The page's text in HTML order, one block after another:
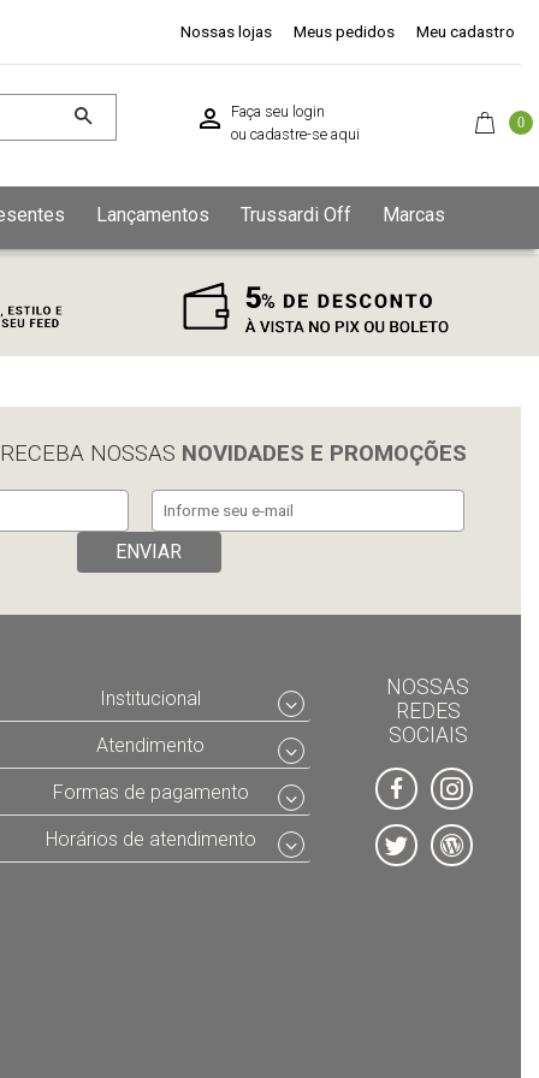
Nossas lojas Meus pedidos Meu cadastro
Faça seu login
ou cadastre-se aqui
0
Lançamentos Trussardi Off Marcas
NOSSAS NOVIDADES E PROMOÇÕES
ENVIAR
Institucional
Atendimento
Formas de pagamento
Horários de atendimento
NOSSAS
REDES
SOCIAIS